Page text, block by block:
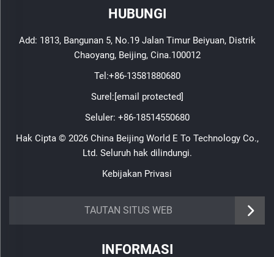
HUBUNGI
Add: 1813, Bangunan 5, No.19 Jalan Timur Beiyuan, Distrik
Chaoyang, Beijing, Cina.100012
Tel:+86-13581880680
Surel:[email protected]
Seluler: +86-18514550680
Hak Cipta © 2026 China Beijing World E To Technology Co.,
Ltd. Seluruh hak dilindungi.
Kebijakan Privasi
TAUTAN SITUS WEB
INFORMASI